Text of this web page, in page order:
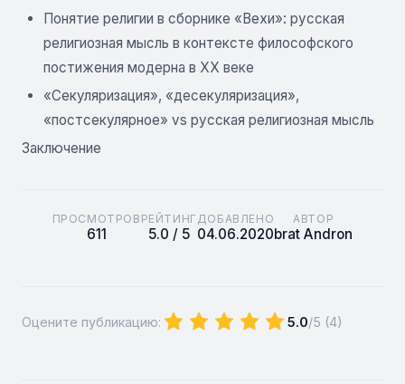
Понятие религии в сборнике «Вехи»: русская
религиозная мысль в контексте философского
постижения модерна в XX веке
«Секуляризация», «десекуляризация»,
«постсекулярное» vs русская религиозная мысль
Заключение
ПРОСМОТРОВ
611
РЕЙТИНГ
5.0 / 5
ДОБАВЛЕНО
04.06.2020
АВТОР
brat Andron
Оцените публикацию: 5.0/5 (4)